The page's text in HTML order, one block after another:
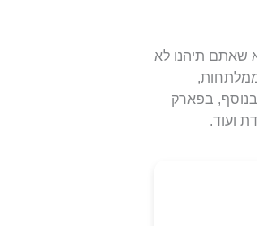
שאתם תיהנו לא
ממלתחות,
בפארק
ועוד.